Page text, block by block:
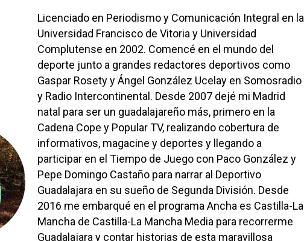
Licenciado en Periodismo y Comunicación Integral en la
Universidad Francisco de Vitoria y Universidad
Complutense en 2002. Comencé en el mundo del
deporte junto a grandes redactores deportivos como
Gaspar Rosety y Ángel González Ucelay en Somosradio
y Radio Intercontinental. Desde 2007 dejé mi Madrid
natal para ser un guadalajareño más, primero en la
Cadena Cope y Popular TV, realizando cobertura de
informativos, magacine y deportes y llegando a
participar en el Tiempo de Juego con Paco González y
Pepe Domingo Castaño para narrar al Deportivo
Guadalajara en su sueño de Segunda División. Desde
2016 me embarqué en el programa Ancha es Castilla-La
Mancha de Castilla-La Mancha Media para recorrerme
Guadalajara y contar historias de esta maravillosa